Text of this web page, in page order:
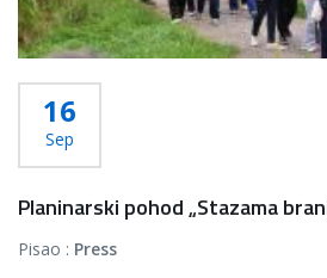
16
Sep
Planinarski pohod „Stazama
Pisao : Press